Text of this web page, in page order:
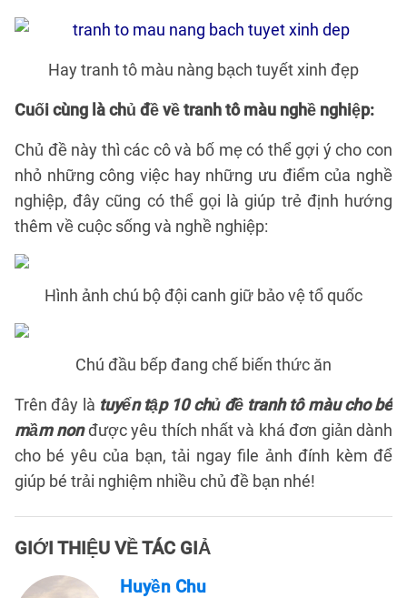
Hay tranh tô màu nàng bạch tuyết xinh đẹp
Cuối cùng là chủ đề về tranh tô màu nghề nghiệp:
Chủ đề này thì các cô và bố mẹ có thể gợi ý cho con
nhỏ những công việc hay những ưu điểm của nghề
nghiệp, đây cũng có thể gọi là giúp trẻ định hướng
thêm về cuộc sống và nghề nghiệp:
Hình ảnh chú bộ đội canh giữ bảo vệ tổ quốc
Chú đầu bếp đang chế biến thức ăn
Trên đây là tuyển tập 10 chủ đề tranh tô màu cho bé
mầm nonđược yêu thích nhất và khá đơn giản dành
cho bé yêu của bạn, tải ngay file ảnh đính kèm để
giúp bé trải nghiệm nhiều chủ đề bạn nhé!
GIỚI THIỆU VỀ TÁC GIẢ
Huyền Chu